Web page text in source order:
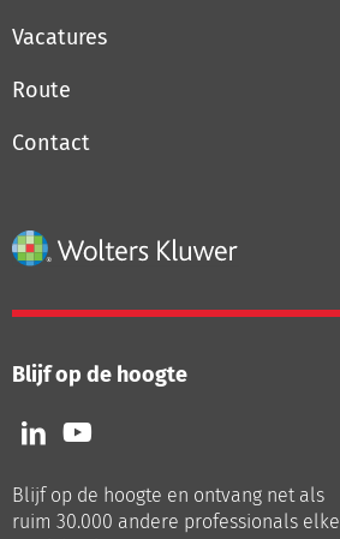
Vacatures
Route
Contact
Blijf op de hoogte
Volg
ons
LinkedIn
Volg
ons
Youtube
Blijf op de hoogte en ontvang net als
ruim 30.000 andere professionals elke